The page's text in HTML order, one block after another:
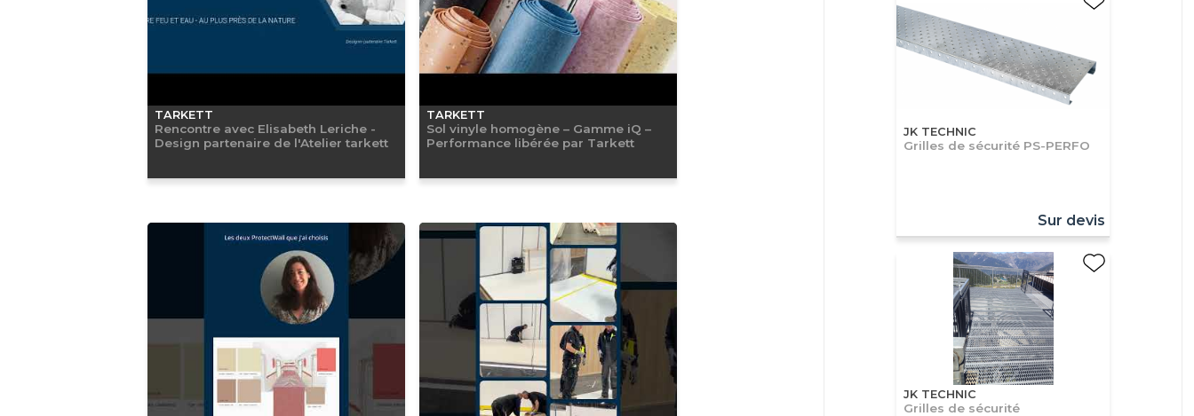
TARKETT
Rencontre avec Elisabeth Leriche -
Design partenaire de l'Atelier tarkett
TARKETT
Sol vinyle homogène – Gamme iQ –
Performance libérée par Tarkett
JK TECHNIC
Grilles de sécurité PS-PERFO
Sur devis
JK TECHNIC
Grilles de sécurité